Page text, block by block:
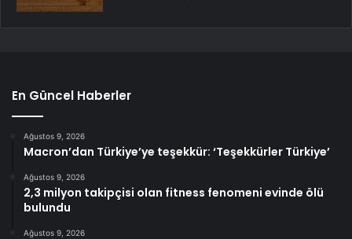
En Güncel Haberler
Ağustos 9, 2026
Macron’dan Türkiye’ye teşekkür: ‘Teşekkürler Türkiye’
Ağustos 9, 2026
2,3 milyon takipçisi olan fitness fenomeni evinde ölü
bulundu
Ağustos 9, 2026